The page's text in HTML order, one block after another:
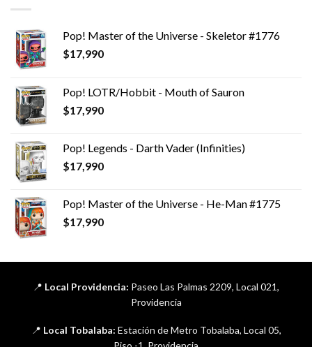
Pop! Master of the Universe - Skeletor #1776
$17,990
Pop! LOTR/Hobbit - Mouth of Sauron
$17,990
Pop! Legends - Darth Vader (Infinities)
$17,990
Pop! Master of the Universe - He-Man #1775
$17,990
📍 Local Providencia: Paseo Las Palmas 2209, Local 021,
Providencia
📍 Local Tobalaba: Estación de Metro Tobalaba, Local 05,